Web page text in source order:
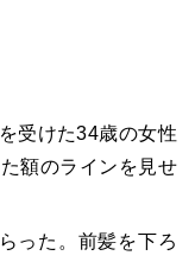
受けた34歳の女性
額のラインを見せ
った。前髪を下ろ